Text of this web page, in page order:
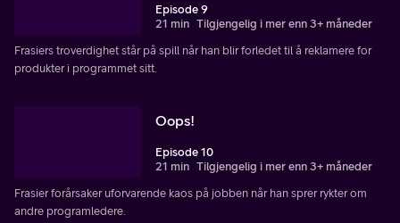
Episode 9
21 min Tilgjengelig i mer enn 3+ måneder
Frasiers troverdighet står på spill når han blir forledet til å reklamere for
produkter i programmet sitt.
Oops!
Episode 10
21 min Tilgjengelig i mer enn 3+ måneder
Frasier forårsaker uforvarende kaos på jobben når han sprer rykter om
andre programledere.